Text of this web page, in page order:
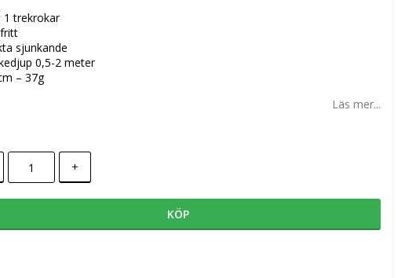
1 trekrokar
sjunkande
0,5-2 meter
– 37g
Läs mer...
+
KÖP